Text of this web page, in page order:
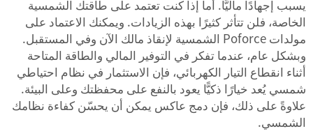
يسبب إجهادًا ماليًّا. أما إذا كنت تعتمد على طاقتك الشمسية
الخاصة، فلن تتأثر كثيرًا بهذه الزيادات. ويمكنك الاعتماد على
مولدات Poforce الشمسية لإنقاذ مالك الآن وفي المستقبل.
وبشكل عام، عندما تفكر في التوفير المالي والطاقة المتاحة
أثناء انقطاع التيار الكهربائي، فإن الاستثمار في نظام احتياطي
شمسي يُعد خيارًا ذكيًّا يعود بالنفع على محفظتك وعلى البيئة.
علاوةً على ذلك، فإن دمج عاكس يمكن أن يحسّن كفاءة نظامك
الشمسي.